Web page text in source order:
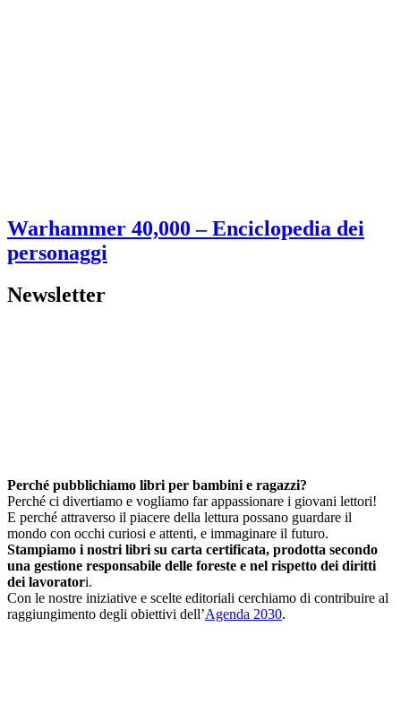
Warhammer 40,000 – Enciclopedia dei
personaggi
Newsletter
Perché pubblichiamo libri per bambini e ragazzi?
Perché ci divertiamo e vogliamo far appassionare i giovani lettori!
E perché attraverso il piacere della lettura possano guardare il
mondo con occhi curiosi e attenti, e immaginare il futuro.
Stampiamo i nostri libri su carta certificata, prodotta secondo
una gestione responsabile delle foreste e nel rispetto dei diritti
dei lavoratori.
Con le nostre iniziative e scelte editoriali cerchiamo di contribuire al
raggiungimento degli obiettivi dell’Agenda 2030.